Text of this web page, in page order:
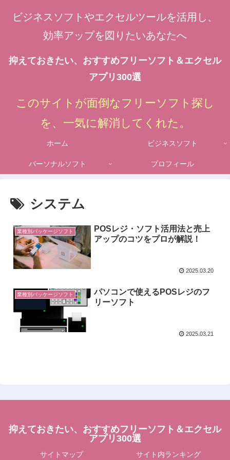
ビジネスソフトやエクセルツールを活用し、
効率アップを図りたいあなたへ
抑えておきたい、おすすめフリーソフト＆エクセル
アプリ300選
このサイトが面倒なフリーソフト探し
を、一気に解消してくれた。
ホーム ビジネスソフト
パーソナルソフト プロフィール
システム
業種別パッケージソフト
POSレジ・ソフト活用法と売上
アップのコツをプロが解説！
2025.03.20
業種別パッケージソフト
パソコンで使えるPOSレジのフ
リーソフト
2025.03.21
抑えておきたい、おすすめフリーソフト＆エクセル
アプリ300選
サイトマップ サイト内ランキング